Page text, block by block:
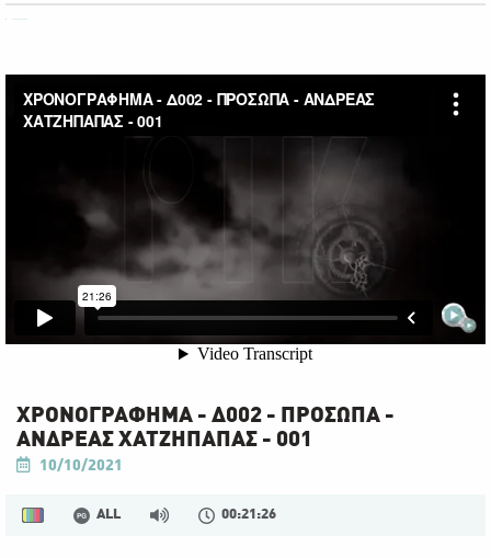
ΧΡΟΝΟΓΡΑΦΗΜΑ - Δ002 - ΠΡΟΣΩΠΑ -
ΑΝΔΡΕΑΣ ΧΑΤΖΗΠΑΠΑΣ - 001
10/10/2021
ALL 00:21:26